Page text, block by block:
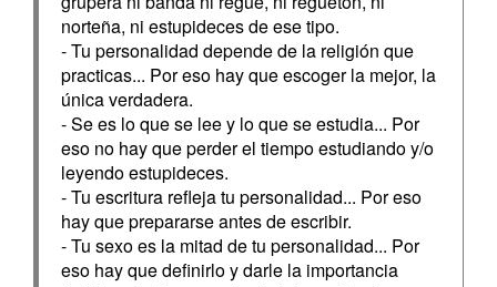
norteña, ni estupideces de ese tipo.
- Tu personalidad depende de la religión que
practicas... Por eso hay que escoger la mejor, la
única verdadera.
- Se es lo que se lee y lo que se estudia... Por
eso no hay que perder el tiempo estudiando y/o
leyendo estupideces.
- Tu escritura refleja tu personalidad... Por eso
hay que prepararse antes de escribir.
- Tu sexo es la mitad de tu personalidad... Por
eso hay que definirlo y darle la importancia